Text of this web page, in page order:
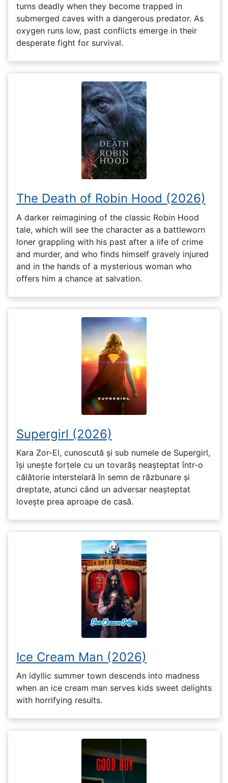
turns deadly when they become trapped in
submerged caves with a dangerous predator. As
oxygen runs low, past conflicts emerge in their
desperate fight for survival.
The Death of Robin Hood (2026)
A darker reimagining of the classic Robin Hood
tale, which will see the character as a battleworn
loner grappling with his past after a life of crime
and murder, and who finds himself gravely injured
and in the hands of a mysterious woman who
offers him a chance at salvation.
Supergirl (2026)
Kara Zor-El, cunoscută și sub numele de Supergirl,
își unește forțele cu un tovarăș neașteptat într-o
călătorie interstelară în semn de răzbunare și
dreptate, atunci când un adversar neașteptat
lovește prea aproape de casă.
Ice Cream Man (2026)
An idyllic summer town descends into madness
when an ice cream man serves kids sweet delights
with horrifying results.